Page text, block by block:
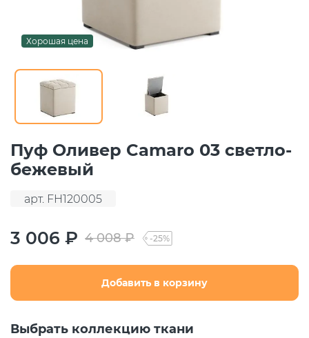
Хорошая цена
Пуф Оливер Camaro 03 светло-
бежевый
арт. FH120005
3 006 ₽ 4 008 ₽ -25%
Добавить в корзину
Выбрать коллекцию ткани